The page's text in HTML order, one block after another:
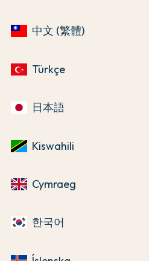
中文 (繁體)
Türkçe
日本語
Kiswahili
Cymraeg
한국어